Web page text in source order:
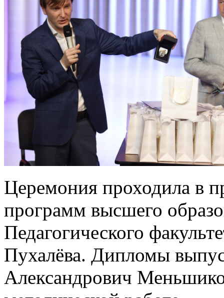
Церемония проходила в
программ высшего
Педагогического
Пухалёва. Дипломы
Александрович